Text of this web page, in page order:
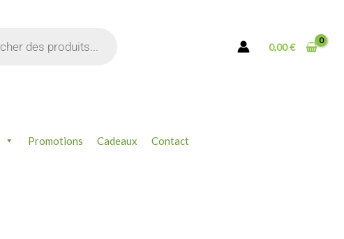
0,00€
Promotions Cadeaux Contact